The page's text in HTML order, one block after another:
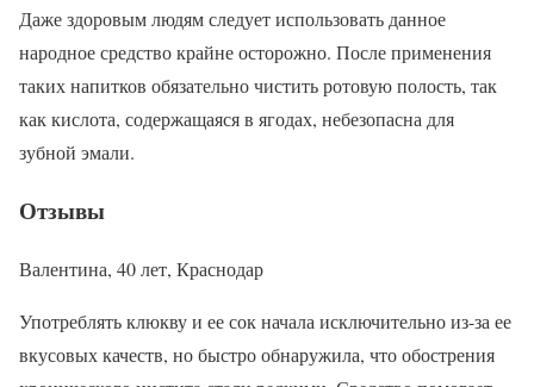
Даже здоровым людям следует использовать данное
народное средство крайне осторожно. После применения
таких напитков обязательно чистить ротовую полость, так
как кислота, содержащаяся в ягодах, небезопасна для
зубной эмали.
Отзывы
Валентина, 40 лет, Краснодар
Употреблять клюкву и ее сок начала исключительно из-за ее
вкусовых качеств, но быстро обнаружила, что обострения